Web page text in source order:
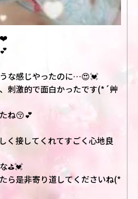
❤️
な感じやったのに…😍💓
刺激的で面白かったです(*´艸
ね😚💕
く接してくれてすごく心地良
⛳️💓
ら是非寄り道してくださいね(*